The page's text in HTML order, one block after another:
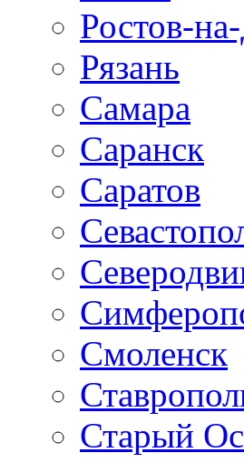
Ростов-
Рязань
Самара
Саранск
Саратов
Смоленск
Старый